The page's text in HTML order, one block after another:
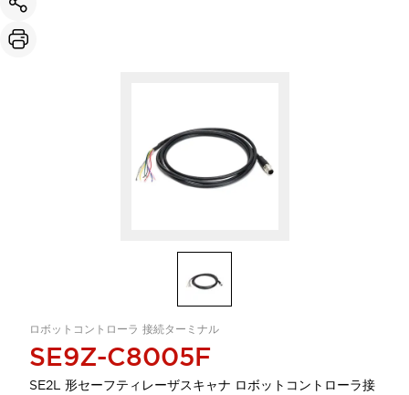
ロボットコントローラ 接続ターミナル
SE9Z-C8005F
SE2L 形セーフティレーザスキャナ ロボットコントローラ接